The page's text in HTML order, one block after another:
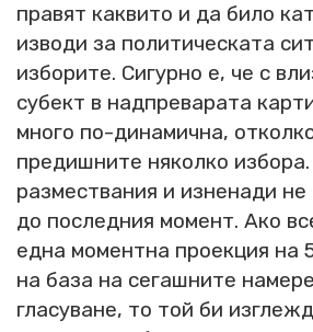
правят каквито и да било
изводи за политическата
изборите. Сигурно е, че с
субект в надпреварата
много по-динамична,
предишните няколко
размествания и изненади
до последния момент. Ако
една моментна проекция на
на база на сегашните
гласуване, то той би